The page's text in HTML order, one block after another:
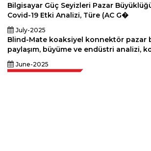
Bilgisayar Güç Seyizleri Pazar
Covid-19 Etki Analizi, Türe (AC G�
July-2025
Blind-Mate koaksiyel konnektör pazar
paylaşım, büyüme ve endüstri analizi,
June-2025